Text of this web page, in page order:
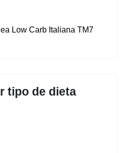
Low Carb Italiana TM7
tipo de dieta